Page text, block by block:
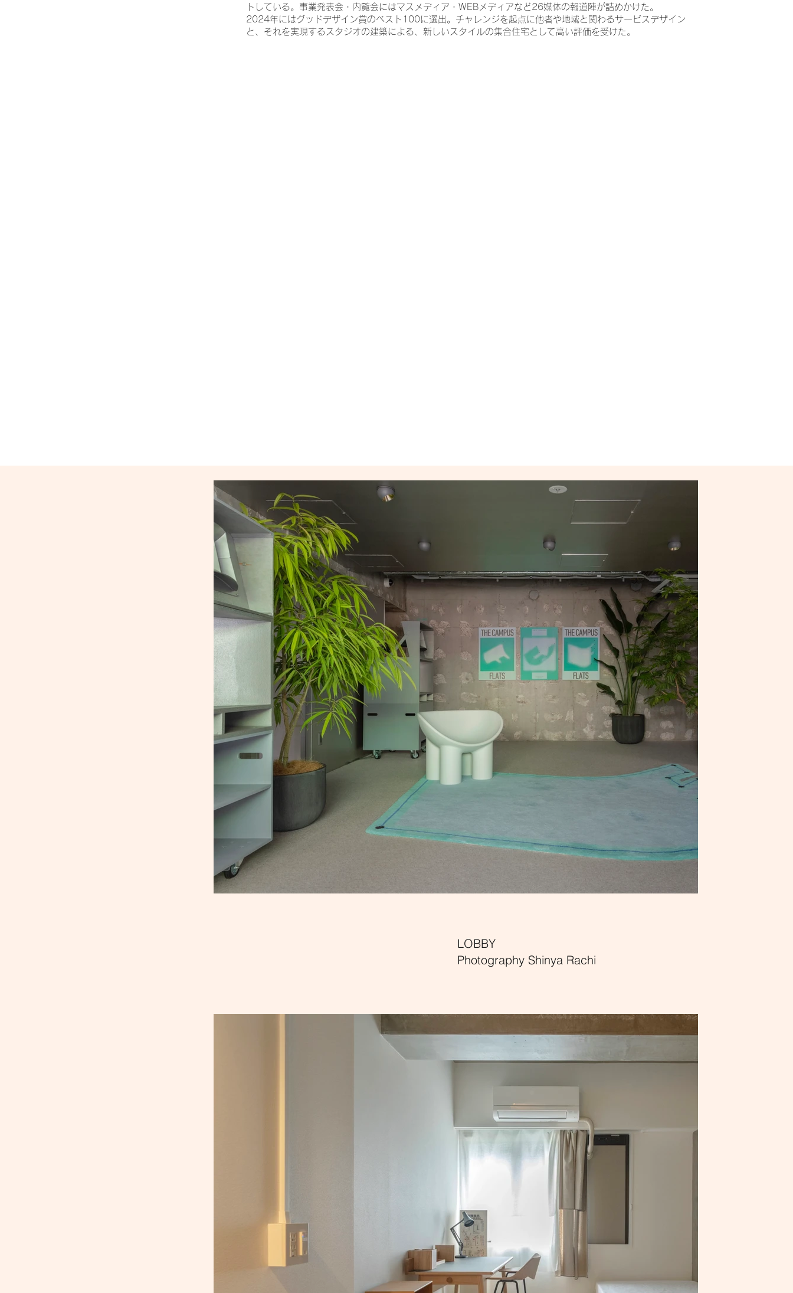
LOBBY
Photography Shinya Rachi
トしている。事業発表会・内覧会にはマスメディア・WEBメディアなど26媒体の報道陣が詰めかけた。
2024年にはグッドデザイン賞のベスト100に選出。チャレンジを起点に他者や地域と関わるサービスデザイン
と、それを実現するスタジオの建築による、新しいスタイルの集合住宅として高い評価を受けた。